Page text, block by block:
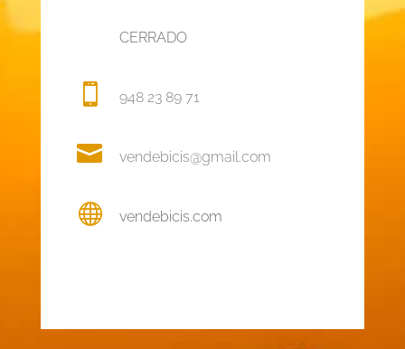
CERRADO
 948 23 89 71
 vendebicis@gmail.com
 vendebicis.com